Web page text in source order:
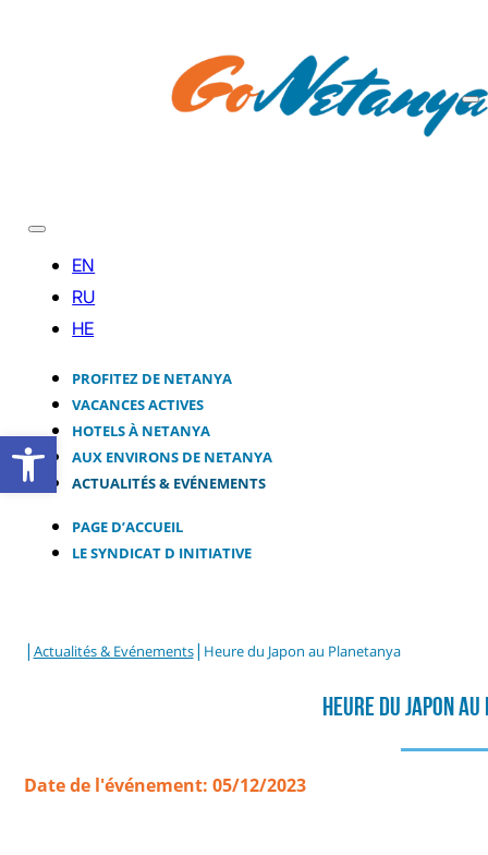
Ouvrir la barre d’outils
PROFITEZ DE NETANYA
VACANCES ACTIVES
HOTELS À NETANYA
AUX ENVIRONS DE NETANYA
ACTUALITÉS & EVÉNEMENTS
PAGE D’ACCUEIL
LE SYNDICAT D INITIATIVE
| Actualités & Evénements| Heure du Japon au Planetanya
Heure Du Japon
Date de l'événement: 05/12/2023